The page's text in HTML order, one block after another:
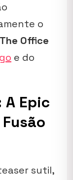
o
Office
e do
A Epic
sutil,